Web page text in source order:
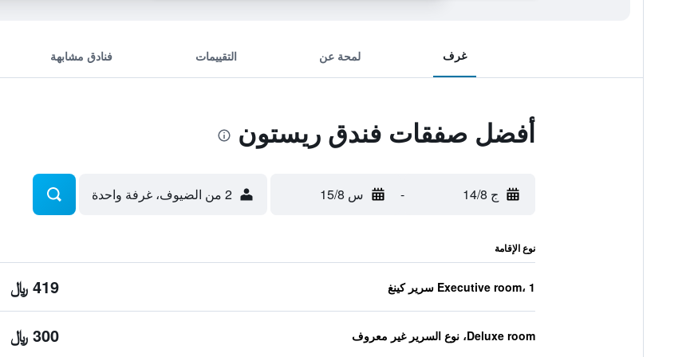
غرف لمحة عن التقييمات فنادق مشابهة
أفضل صفقات فندق ريستون
ج 14/8 - س 15/8 2 من الضيوف، غرفة واحدة
نوع الإقامة
Executive room، 1 سرير كينغ 419 ﷼
Deluxe room، نوع السرير غير معروف 300 ﷼